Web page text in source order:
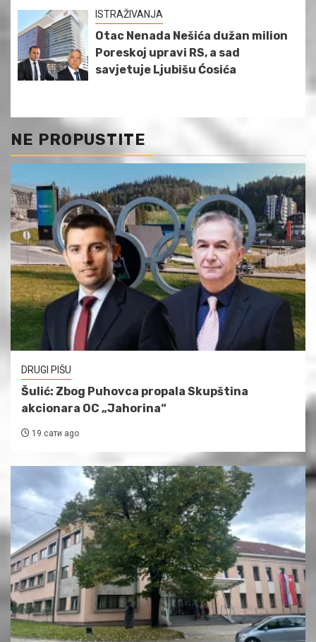
ISTRAŽIVANJA
Otac Nenada Nešića dužan milion
Poreskoj upravi RS, a sad
savjetuje Ljubišu Ćosića
NE PROPUSTITE
DRUGI PIŠU
Šulić: Zbog Puhovca propala Skupština
akcionara OC „Jahorina“
19 сати ago